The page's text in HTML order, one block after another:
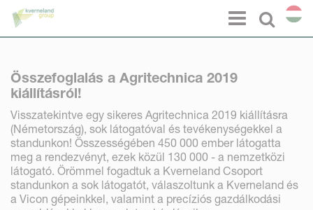
Select
Menu
Összefoglalás a Agritechnica 2019
kiállításról!
Visszatekintve egy sikeres Agritechnica 2019 kiállításra
(Németország), sok látogatóval és tevékenységekkel a
standunkon! Összességében 450 000 ember látogatta
meg a rendezvényt, ezek közül 130 000 - a nemzetközi
látogató. Örömmel fogadtuk a Kverneland Csoport
standunkon a sok látogatót, válaszoltunk a Kverneland és
a Vicon gépeinkkel, valamint a precíziós gazdálkodási
Süti preferenciák